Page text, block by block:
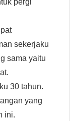
pergi
sekerjaku
sama yaitu
30 tahun.
yang
ini.